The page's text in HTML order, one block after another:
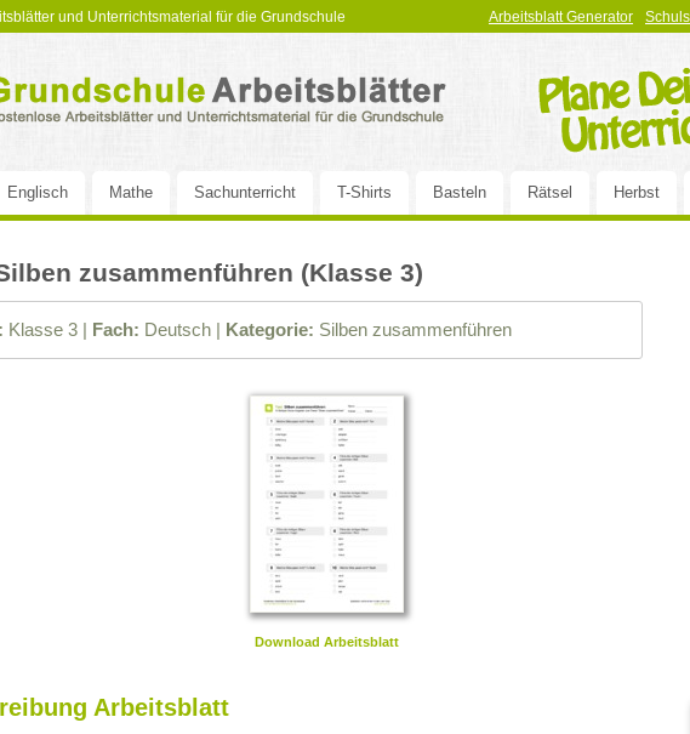
und Unterrichtsmaterial für die Grundschule Arbeitsblatt Generator
Englisch Mathe Sachunterricht T-Shirts Basteln Rätsel Herbst
zusammenführen (Klasse 3)
Klasse 3 | Fach: Deutsch | Kategorie: Silben zusammenführen
Download Arbeitsblatt
Arbeitsblatt